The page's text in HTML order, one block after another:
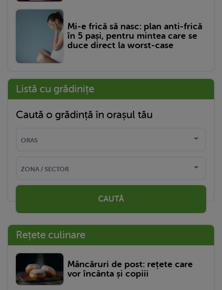
Mi-e frică să nasc: plan anti-frică
în 5 pași, pentru mintea care se
duce direct la worst-case
Listă cu grădinițe
Caută o grădință în orașul tău
CAUTĂ
Rețete culinare
Mâncăruri de post: rețete care
vor încânta și copiii